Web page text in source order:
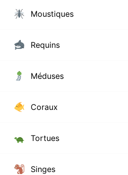
Moustiques
Requins
Méduses
Coraux
Tortues
Singes